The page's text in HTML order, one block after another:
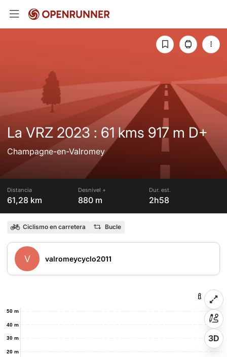
La VRZ 2023 : 61 kms 917 m D+
Champagne-en-Valromey
Distancia
61,28 km
Desnivel +
880 m
Dur. est.
2h58
Ciclismo en carretera Bucle
V valromeycyclo2011
20 m
30 m
40 m
50 m
3D